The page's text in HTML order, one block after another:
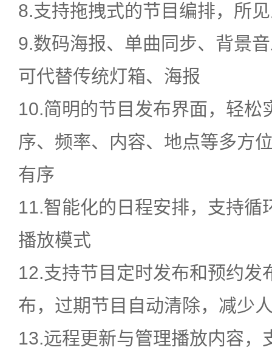
8.支持拖拽式的节目编排，所
9.数码海报、单曲同步、背景
可代替传统灯箱、海报
10.简明的节目发布界面，轻松
序、频率、内容、地点等多方
有序
11.智能化的日程安排，支持循
播放模式
12.支持节目定时发布和预约发
布，过期节目自动清除，减少
13.远程更新与管理播放内容，